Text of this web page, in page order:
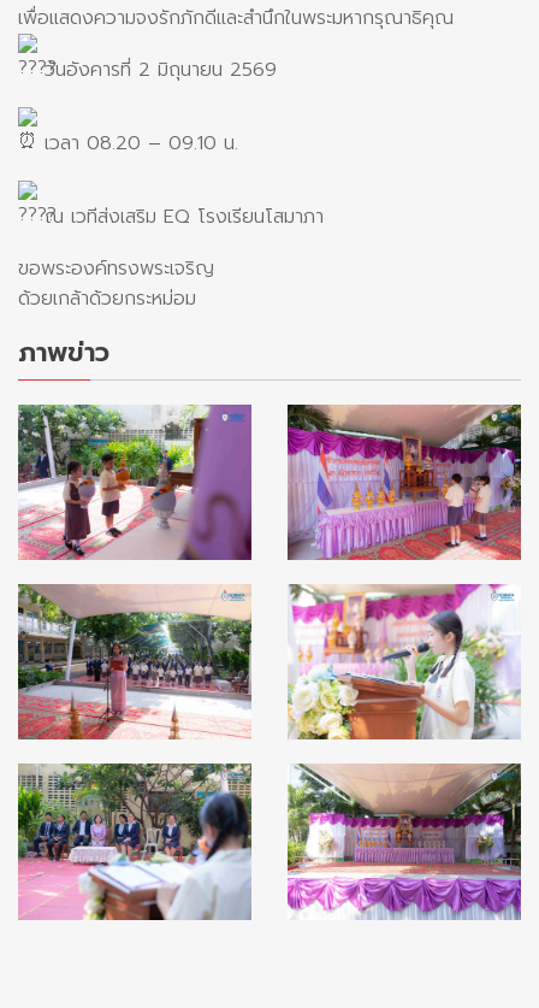
เพื่อแสดงความจงรักภักดีและสำนึกในพระมหากรุณาธิคุณ
วันอังคารที่ 2 มิถุนายน 2569
เวลา 08.20 – 09.10 น.
ณ เวทีส่งเสริม EQ โรงเรียนโสมาภา
ขอพระองค์ทรงพระเจริญ
ด้วยเกล้าด้วยกระหม่อม
ภาพข่าว